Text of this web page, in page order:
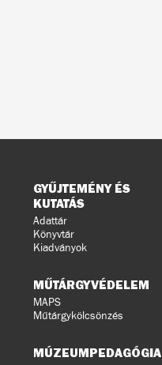
GYŰJTEMÉNY ÉS
KUTATÁS
Adattár
Könyvtár
Kiadványok
MŰTÁRGYVÉDELEM
MAPS
Műtárgykölcsönzés
MÚZEUMPEDAGÓGIA